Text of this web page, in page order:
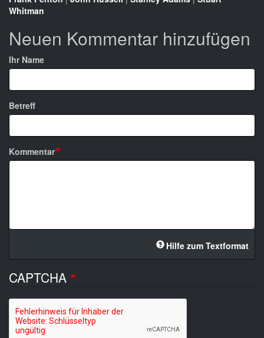
Whitman
Neuen Kommentar hinzufügen
Ihr Name
Betreff
Kommentar
Hilfe zum Textformat
CAPTCHA